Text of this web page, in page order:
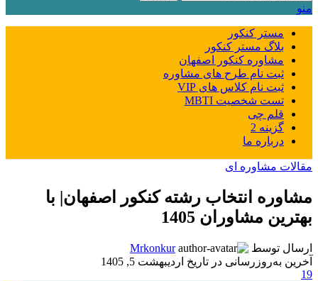
منو
مستر کنکور
بلاگ مستر کنکور
مشاوره کنکور اصفهان
ثبت نام طرح های مشاوره
ثبت نام کلاس های VIP
تست شخصیت MBTI
قلم چی
گزینه 2
درباره ما
مقالات مشاوره ای
مشاوره انتخاب رشته کنکور اصفهان| با
بهترین مشاوران 1405
ارسال توسط
Mrkonkur
آخرین به‌روزرسانی در تاریخ اردیبهشت 5, 1405
19